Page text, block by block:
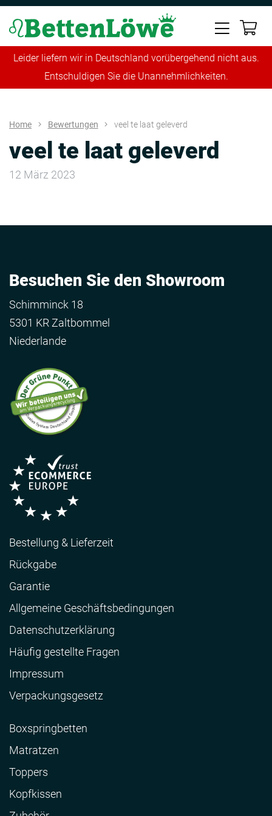
Leider liefern wir in Deutschland vorübergehend nicht aus.
Entschuldigen Sie die Unannehmlichkeiten.
Home Bewertungen veel te laat geleverd
veel te laat geleverd
12 März 2023
Besuchen Sie den Showroom
Schimminck 18
5301 KR Zaltbommel
Niederlande
Bestellung & Lieferzeit
Rückgabe
Garantie
Allgemeine Geschäftsbedingungen
Datenschutzerklärung
Häufig gestellte Fragen
Impressum
Verpackungsgesetz
Boxspringbetten
Matratzen
Toppers
Kopfkissen